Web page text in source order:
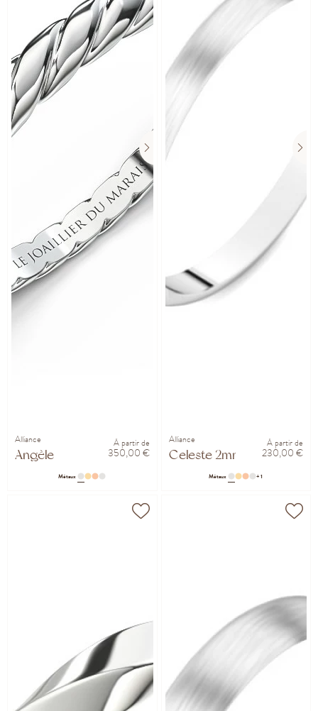
Alliance
Angèle
À partir de
350,00 €
Métaux
Alliance
Celeste 2mm
À partir de
230,00 €
Métaux + 1